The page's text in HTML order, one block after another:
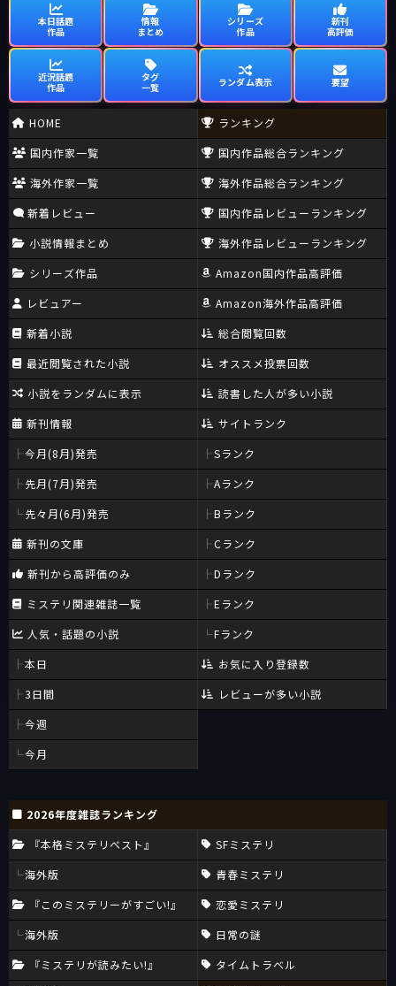
本日話題
作品
情報
まとめ
シリーズ
作品
新刊
高評価
近況話題
作品
タグ
一覧
ランダム表示 要望
HOME
国内作家一覧
海外作家一覧
新着レビュー
小説情報まとめ
シリーズ作品
レビュアー
新着小説
最近閲覧された小説
小説をランダムに表示
新刊情報
今月(8月)発売
先月(7月)発売
先々月(6月)発売
新刊の文庫
新刊から高評価のみ
ミステリ関連雑誌一覧
人気・話題の小説
本日
3日間
今週
今月
ランキング
国内作品総合ランキング
海外作品総合ランキング
国内作品レビューランキング
海外作品レビューランキング
Amazon国内作品高評価
Amazon海外作品高評価
総合閲覧回数
オススメ投票回数
読書した人が多い小説
サイトランク
Sランク
Aランク
Bランク
Cランク
Dランク
Eランク
Fランク
お気に入り登録数
レビューが多い小説
2026年度雑誌ランキング
『本格ミステリベスト』
海外版
『このミステリーがすごい!』
海外版
『ミステリが読みたい!』
SFミステリ
青春ミステリ
恋愛ミステリ
日常の謎
タイムトラベル